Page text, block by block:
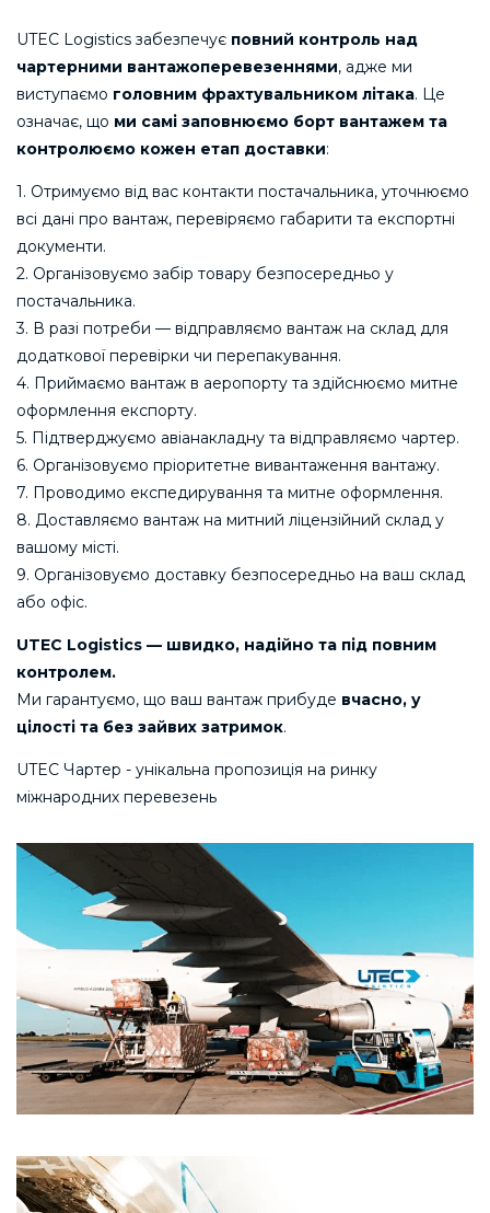
UTEC Logistics забезпечує повний контроль над
чартерними вантажоперевезеннями, адже ми
виступаємо головним фрахтувальником літака. Це
означає, що ми самі заповнюємо борт вантажем та
контролюємо кожен етап доставки:
1. Отримуємо від вас контакти постачальника, уточнюємо
всі дані про вантаж, перевіряємо габарити та експортні
документи.
2. Організовуємо забір товару безпосередньо у
постачальника.
3. В разі потреби — відправляємо вантаж на склад для
додаткової перевірки чи перепакування.
4. Приймаємо вантаж в аеропорту та здійснюємо митне
оформлення експорту.
5. Підтверджуємо авіанакладну та відправляємо чартер.
6. Організовуємо пріоритетне вивантаження вантажу.
7. Проводимо експедирування та митне оформлення.
8. Доставляємо вантаж на митний ліцензійний склад у
вашому місті.
9. Організовуємо доставку безпосередньо на ваш склад
або офіс.
UTEC Logistics — швидко, надійно та під повним
контролем.
Ми гарантуємо, що ваш вантаж прибуде вчасно, у
цілості та без зайвих затримок.
UTEC Чартер - унікальна пропозиція на ринку
міжнародних перевезень